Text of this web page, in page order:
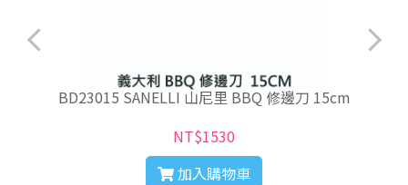
BD23015 SANELLI 山尼里 BBQ 修邊刀 15cm
NT$1530
加入購物車